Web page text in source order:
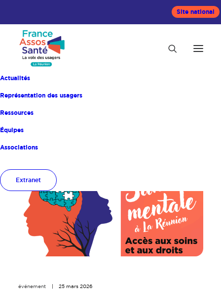
Site national
Actualités
Représentation des usagers
Ressources
Équipes
Associations
Extranet
événement 25 mars 2026